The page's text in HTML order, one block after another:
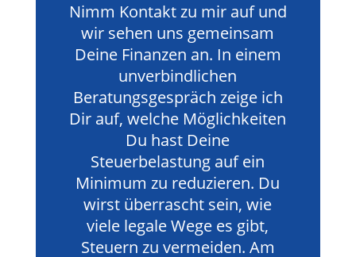
Nimm Kontakt zu mir auf und
wir sehen uns gemeinsam
Deine Finanzen an. In einem
unverbindlichen
Beratungsgespräch zeige ich
Dir auf, welche Möglichkeiten
Du hast Deine
Steuerbelastung auf ein
Minimum zu reduzieren. Du
wirst überrascht sein, wie
viele legale Wege es gibt,
Steuern zu vermeiden. Am